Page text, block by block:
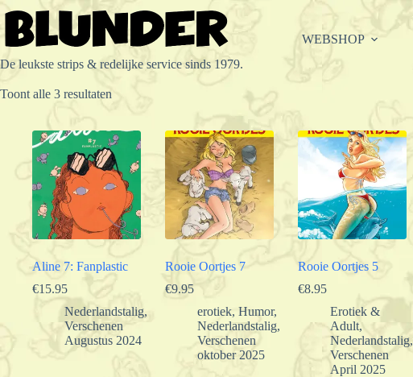
Ga
naar
inhoud
De leukste strips & redelijke service sinds 1979.
WEBSHOP
Toont alle 3 resultaten
Aline 7: Fanplastic
€15.95
Nederlandstalig,
Verschenen
Augustus 2024
Rooie Oortjes 7
€9.95
erotiek, Humor,
Nederlandstalig,
Verschenen
oktober 2025
Rooie Oortjes 5
€8.95
Erotiek &
Adult,
Nederlandstalig,
Verschenen
April 2025